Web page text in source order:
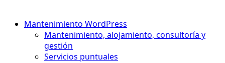
Mantenimiento WordPress
Mantenimiento, alojamiento, consultoría y
gestión
Servicios puntuales